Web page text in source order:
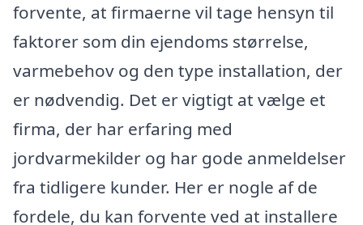
forvente, at firmaerne vil tage hensyn til
faktorer som din ejendoms størrelse,
varmebehov og den type installation, der
er nødvendig. Det er vigtigt at vælge et
firma, der har erfaring med
jordvarmekilder og har gode anmeldelser
fra tidligere kunder. Her er nogle af de
fordele, du kan forvente ved at installere